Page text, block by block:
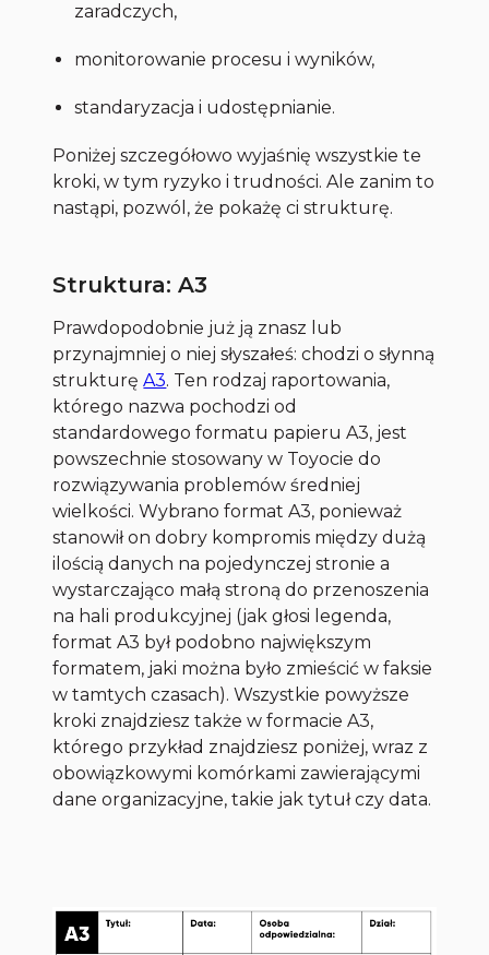
zaradczych,
monitorowanie procesu i wyników,
standaryzacja i udostępnianie.
Poniżej szczegółowo wyjaśnię wszystkie te
kroki, w tym ryzyko i trudności. Ale zanim to
nastąpi, pozwól, że pokażę ci strukturę.
Struktura: A3
Prawdopodobnie już ją znasz lub
przynajmniej o niej słyszałeś: chodzi o słynną
strukturęA3. Ten rodzaj raportowania,
którego nazwa pochodzi od
standardowego formatu papieru A3, jest
powszechnie stosowany w Toyocie do
rozwiązywania problemów średniej
wielkości. Wybrano format A3, ponieważ
stanowił on dobry kompromis między dużą
ilością danych na pojedynczej stronie a
wystarczająco małą stroną do przenoszenia
na hali produkcyjnej (jak głosi legenda,
format A3 był podobno największym
formatem, jaki można było zmieścić w faksie
w tamtych czasach). Wszystkie powyższe
kroki znajdziesz także w formacie A3,
którego przykład znajdziesz poniżej, wraz z
obowiązkowymi komórkami zawierającymi
dane organizacyjne, takie jak tytuł czy data.